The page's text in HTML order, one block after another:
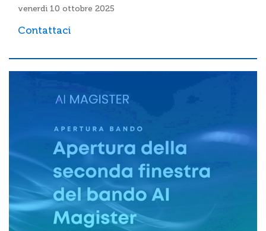
venerdì 10 ottobre 2025
Contattaci